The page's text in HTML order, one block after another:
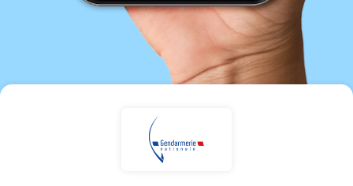
document "officiel".
VEOLIA NE RÉALISE AUCUN
CONTRÔLE DANS LES
HABITATIONS.
Nous vous invitons à ne pas
les laisser rentrer chez vous, il
s'agit probablement de